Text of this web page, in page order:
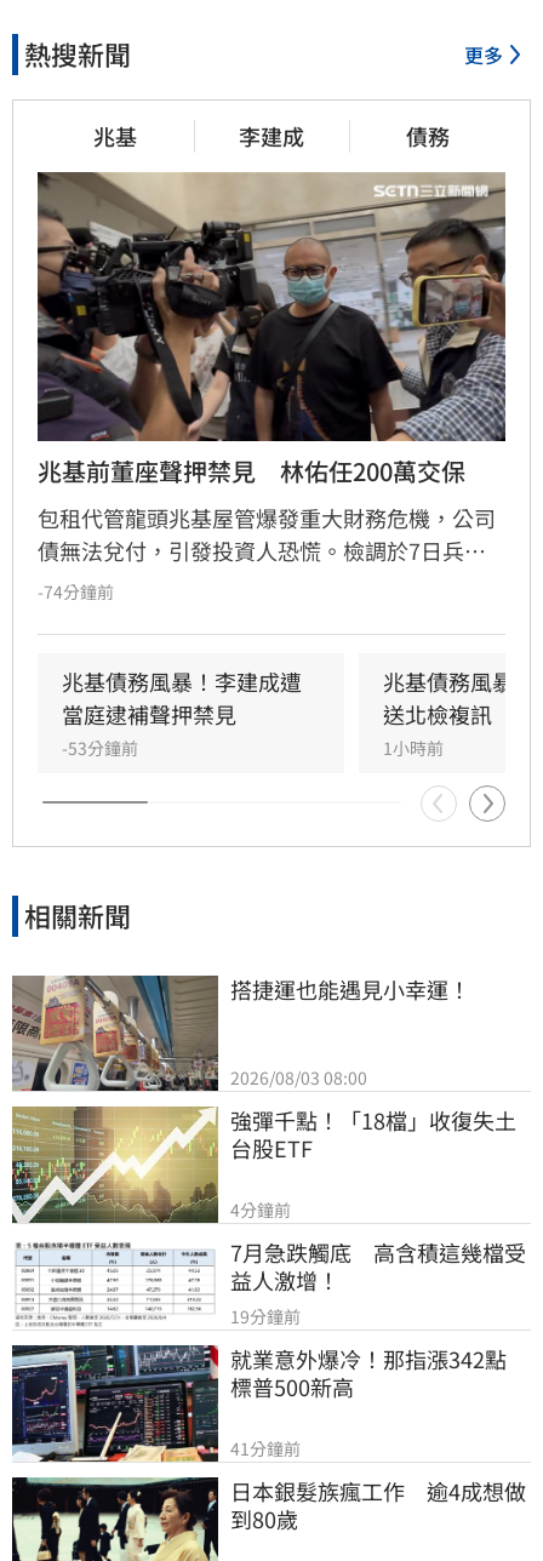
熱搜新聞 更多
兆基 李建成 債務
兆基前董座聲押禁見　林佑任200萬交保
包租代管龍頭兆基屋管爆發重大財務危機，公司
債無法兌付，引發投資人恐慌。檢調於7日兵分
多路搜索，約談前董事長李建成及共同創辦人林
私用及支付前妻開銷，涉犯侵占與背信罪，檢方
複訊後將其當庭逮捕並聲押禁見。林佑任則以
200萬元交保。此外，宏碁集團因發現兆基內部
管理缺失，宣布法人代表李文詳辭去兆基董事長
職務。
-74分鐘前
兆基債務風暴！李建成遭
當庭逮補聲押禁見
-53分鐘前
兆基債務風暴
送北檢複訊
1小時前
相關新聞
搭捷運也能遇見小幸運！
2026/08/03 08:00
強彈千點！「18檔」收復失土
台股ETF
4分鐘前
7月急跌觸底　高含積這幾檔受
益人激增！
19分鐘前
就業意外爆冷！那指漲342點
標普500新高
41分鐘前
日本銀髮族瘋工作　逾4成想做
到80歲